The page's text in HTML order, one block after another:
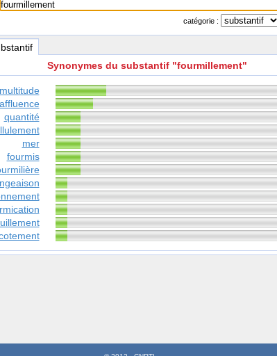
catégorie :
Synonymes du substantif "fourmillement"
multitude
affluence
quantité
mer
fourmis